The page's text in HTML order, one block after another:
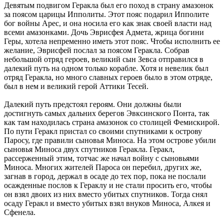
Девятым подвигом Геракла был его поход в страну амазонок
за поясом царицы Ипполиты. Этот пояс подарил Ипполите
бог войны Арес, и она носила его как знак своей власти над
всеми амазонками. Дочь Эврисфея Адмета, жрица богини
Геры, хотела непременно иметь этот пояс. Чтобы исполнить ее
желание, Эврисфей послал за поясом Геракла. Собрав
небольшой отряд героев, великий сын Зевса отправился в
далекий путь на одном только корабле. Хотя и невелик был
отряд Геракла, но много славных героев было в этом отряде,
был в нем и великий герой Аттики Тесей.
Далекий путь предстоял героям. Они должны были
достигнуть самых дальних берегов Эвксинского Понта, так
как там находилась страна амазонок со столицей Фемискирой.
По пути Геракл пристал со своими спутниками к острову
Паросу, где правили сыновья Миноса. На этом острове убили
сыновья Миноса двух спутников Геракла. Геракл,
рассерженный этим, тотчас же начал войну с сыновьями
Миноса. Многих жителей Пароса он перебил, других же,
загнав в город, держал в осаде до тех пор, пока не послали
осажденные послов к Гераклу и не стали просить его, чтобы
он взял двоих из них вместо убитых спутников. Тогда снял
осаду Геракл и вместо убитых взял внуков Миноса, Алкея и
Сфенела.